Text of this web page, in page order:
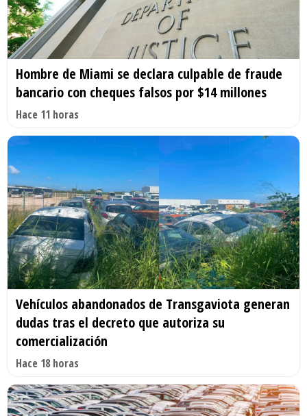
Hombre de Miami se declara culpable de fraude
bancario con cheques falsos por $14 millones
Hace 11 horas
Vehículos abandonados de Transgaviota generan
dudas tras el decreto que autoriza su
comercialización
Hace 18 horas